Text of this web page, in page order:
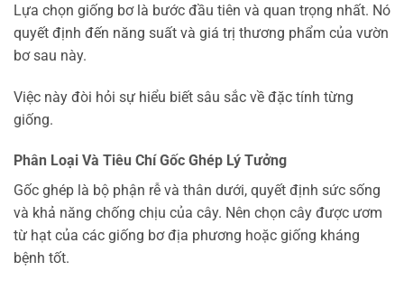
Lựa chọn giống bơ là bước đầu tiên và quan trọng nhất. Nó
quyết định đến năng suất và giá trị thương phẩm của vườn
bơ sau này.
Việc này đòi hỏi sự hiểu biết sâu sắc về đặc tính từng
giống.
Phân Loại Và Tiêu Chí Gốc Ghép Lý Tưởng
Gốc ghép là bộ phận rễ và thân dưới, quyết định sức sống
và khả năng chống chịu của cây. Nên chọn cây được ươm
từ hạt của các giống bơ địa phương hoặc giống kháng
bệnh tốt.